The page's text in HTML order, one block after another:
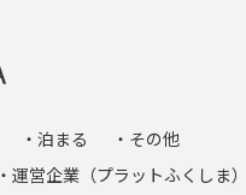
・泊まる
・その他
・運営企業（プラットふくしま）